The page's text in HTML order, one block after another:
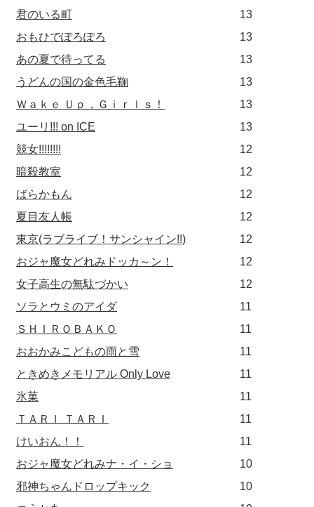
君のいる町
13
おもひでぽろぽろ
13
あの夏で待ってる
13
うどんの国の金色毛鞠
13
Ｗａｋｅ Ｕｐ，Ｇｉｒｌｓ！
13
ユーリ!!! on ICE
13
競女!!!!!!!!
12
暗殺教室
12
ばらかもん
12
夏目友人帳
12
東京(ラブライブ！サンシャイン!!)
12
おジャ魔女どれみドッカ～ン！
12
女子高生の無駄づかい
12
ソラとウミのアイダ
11
ＳＨＩＲＯＢＡＫＯ
11
おおかみこどもの雨と雪
11
ときめきメモリアル Only Love
11
氷菓
11
ＴＡＲＩ ＴＡＲＩ
11
けいおん！！
11
おジャ魔女どれみナ・イ・ショ
10
邪神ちゃんドロップキック
10